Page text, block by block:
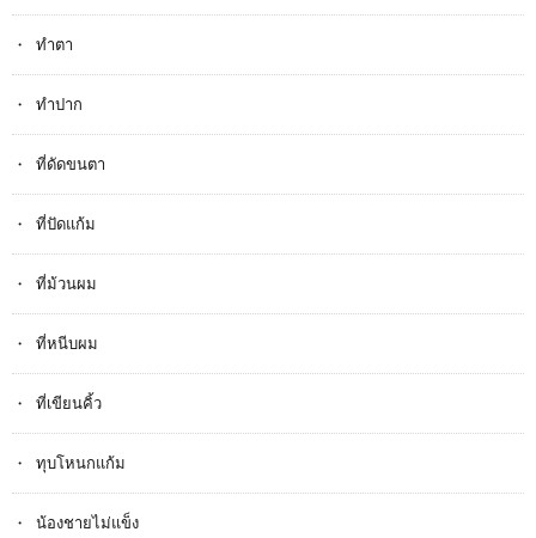
ทำตา
ทำปาก
ที่ดัดขนตา
ที่ปัดแก้ม
ที่ม้วนผม
ที่หนีบผม
ที่เขียนคิ้ว
ทุบโหนกแก้ม
น้องชายไม่แข็ง